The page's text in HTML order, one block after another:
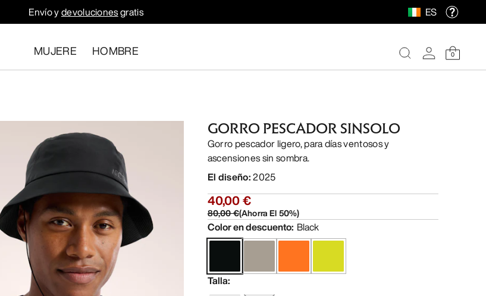
Envío ydevolucionesgratis ES
MUJERE HOMBRE 0
GORRO PESCADOR SINSOLO
Gorro pescador ligero, para días ventosos y
ascensiones sin sombra.
El diseño:2025
40,00 €
80,00 €(Ahorra El50%)
Color en descuento: Black
Talla: